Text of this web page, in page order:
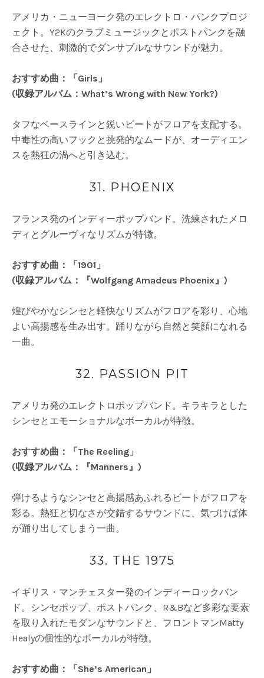
アメリカ・ニューヨーク発のエレクトロ・パンクプロジ
ェクト。Y2Kのクラブミュージックとポストパンクを融
合させた、刺激的でダンサブルなサウンドが魅力。
おすすめ曲：「Girls」
(収録アルバム：What’s Wrong with New York?)
タフなベースラインと鋭いビートがフロアを支配する。
中毒性の高いフックと挑発的なムードが、オーディエン
スを熱狂の渦へと引き込む。
31. PHOENIX
フランス発のインディーポップバンド。洗練されたメロ
ディとグルーヴィなリズムが特徴。
おすすめ曲：「1901」
(収録アルバム：『Wolfgang Amadeus Phoenix』)
煌びやかなシンセと軽快なリズムがフロアを彩り、心地
よい高揚感を生み出す。踊りながら自然と笑顔になれる
一曲。
32. PASSION PIT
アメリカ発のエレクトロポップバンド。キラキラとした
シンセとエモーショナルなボーカルが特徴。
おすすめ曲：「The Reeling」
(収録アルバム：『Manners』)
弾けるようなシンセと高揚感あふれるビートがフロアを
彩る。熱狂と切なさが交錯するサウンドに、気づけば体
が踊り出してしまう一曲。
33. THE 1975
イギリス・マンチェスター発のインディーロックバン
ド。シンセポップ、ポストパンク、R&Bなど多彩な要素
を取り入れたモダンなサウンドと、フロントマンMatty
Healyの個性的なボーカルが特徴。
おすすめ曲：「She’s American」